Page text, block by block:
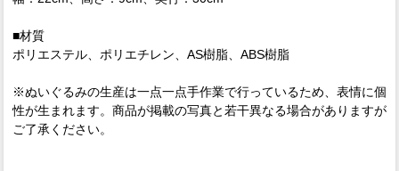
■材質
ポリエステル、ポリエチレン、AS樹脂、ABS樹脂
※ぬいぐるみの生産は一点一点手作業で行っているため、表情に個
性が生まれます。商品が掲載の写真と若干異なる場合がありますが
ご了承ください。